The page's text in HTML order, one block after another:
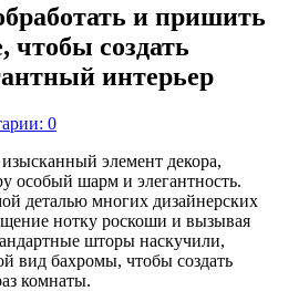
и пришить
чтобы создать
интерьер
0
изысканный элемент декора,
особый шарм и элегантность.
деталью многих дизайнерских
нотку роскоши и вызывая
шторы наскучили,
вид бахромы, чтобы создать
комнаты.